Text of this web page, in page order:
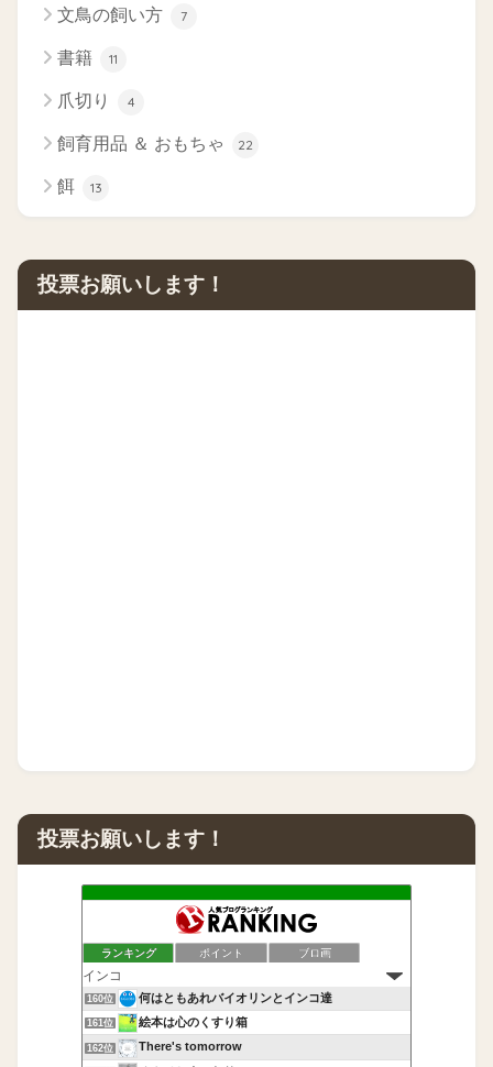
文鳥の飼い方 7
書籍 11
爪切り 4
飼育用品 ＆ おもちゃ 22
餌 13
投票お願いします！
投票お願いします！
ランキング ポイント ブロ画
160位 何はともあれバイオリンとインコ達
161位 絵本は心のくすり箱
162位 There's tomorrow